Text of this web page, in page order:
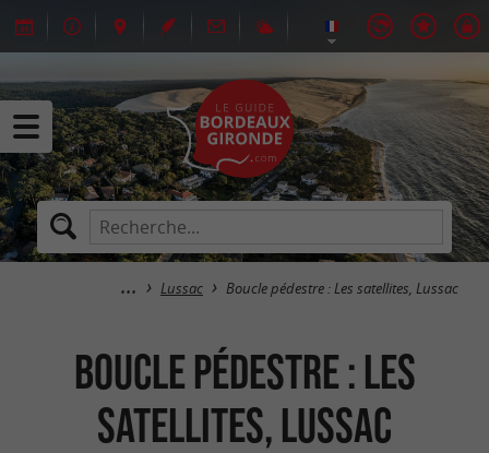
Lussac Boucle pédestre : Les satellites, Lussac
Boucle pédestre : Les
satellites, Lussac